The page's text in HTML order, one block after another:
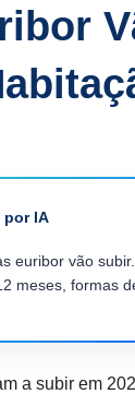
por IA
euribor vão
meses, formas
a subir em